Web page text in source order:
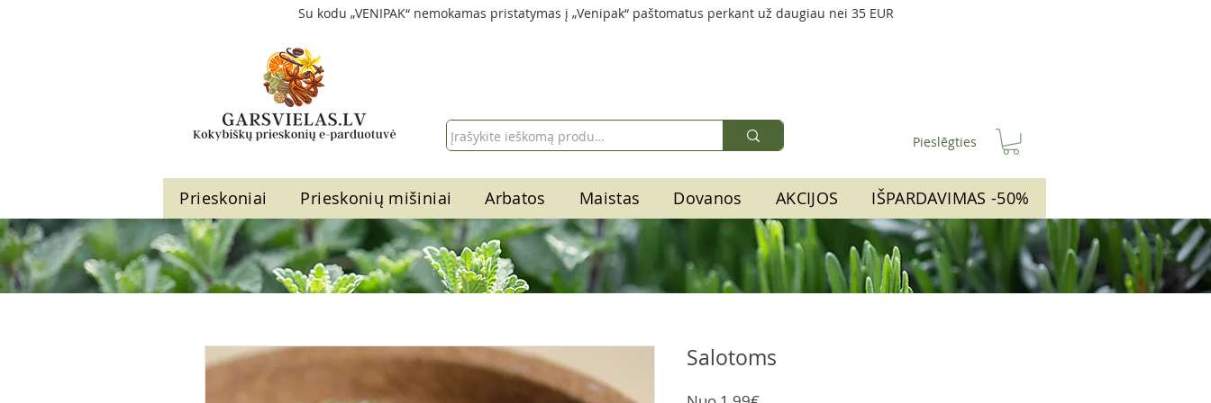
Su kodu „VENIPAK“ nemokamas pristatymas į „Venipak“ paštomatus perkant už daugiau nei 35 EUR
Pieslēgties
Prieskoniai Prieskonių mišiniai Arbatos Maistas Dovanos AKCIJOS IŠPARDAVIMAS -50%
Salotoms